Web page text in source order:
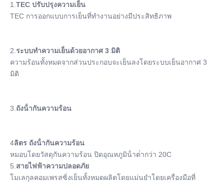
1.TEC ปรับปรุงความเย็น
TEC การออกแบบการเย็นที่ทํางานอย่างมีประสิทธิภาพ
2.ระบบทําความเย็นด้วยอากาศ 3 มิติ
ความร้อนทั้งหมดจากส่วนประกอบจะเย็นลงโดยระบบเย็นอากาศ 3
มิติ
3.ถังน้ํากันความร้อน
4ลิตร ถังน้ํากันความร้อน
หมอบโดยวัสดุกันความร้อน ปิดอุณหภูมิน้ําต่ํากว่า 20C
5.สายไฟฟ้าความปลอดภัย
โมเลกุลคอมเพรสซิ่งเย็นทั้งหมดผลิตโดยแม่นยําโดยเครื่องมือที่